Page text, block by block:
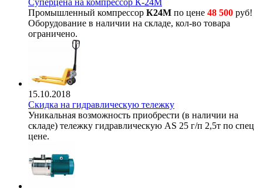
Суперцена на компрессор К-24М
Промышленный компрессор К24М по цене 48 500 руб!
Оборудование в наличии на складе, кол-во товара
ограничено.
15.10.2018
Скидка на гидравлическую тележку
Уникальная возможность приобрести (в наличии на
складе) тележку гидравлическую AS 25 г/п 2,5т по спец
цене.